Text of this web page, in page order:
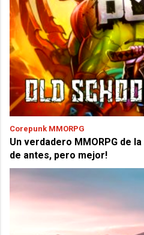
Corepunk MMORPG
Un verdadero MMORPG de
de antes, pero mejor!